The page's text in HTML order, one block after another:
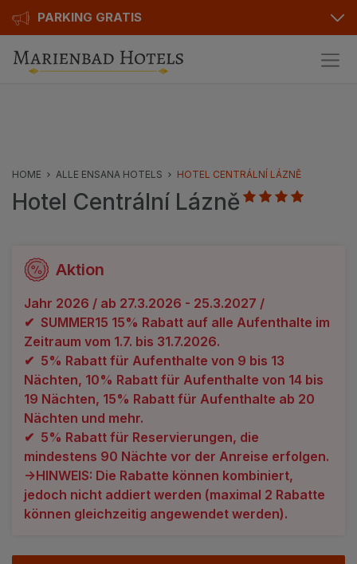
PARKING GRATIS
Bewertungen
Karte
Kontakt
Hotels
Alle Hotels
Kurhotels
Golfhotels
Ensana Hotels
Orea Hotels
Angebote
Geschenkgutscheine
Bonusse
Sonderangebot
Kontakt
HOME ALLE ENSANA HOTELS HOTEL CENTRÁLNÍ LÁZNĚ
Hotel Centrální Lázně
Aktion
Jahr 2026 / ab 27.3.2026 - 25.3.2027 /
✔ SUMMER15 15% Rabatt auf alle Aufenthalte im
Zeitraum vom 1.7. bis 31.7.2026.
✔ 5% Rabatt für Aufenthalte von 9 bis 13
Nächten, 10% Rabatt für Aufenthalte von 14 bis
19 Nächten, 15% Rabatt für Aufenthalte ab 20
Nächten und mehr.
✔ 5% Rabatt für Reservierungen, die
mindestens 90 Nächte vor der Anreise erfolgen.
->HINWEIS: Die Rabatte können kombiniert,
jedoch nicht addiert werden (maximal 2 Rabatte
können gleichzeitig angewendet werden).